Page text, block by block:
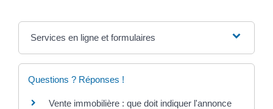
Services en ligne et formulaires
Questions ? Réponses !
Vente immobilière : que doit indiquer l'annonce